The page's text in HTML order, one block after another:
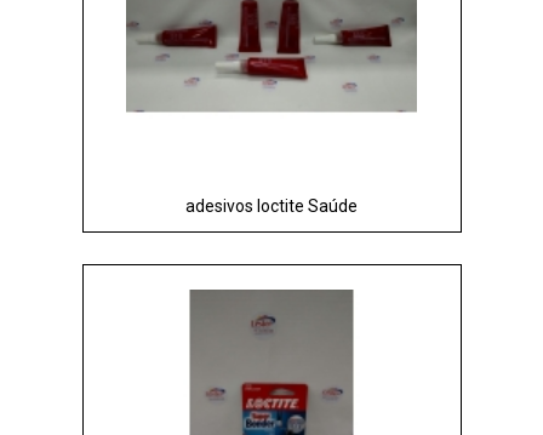
adesivos loctite Saúde